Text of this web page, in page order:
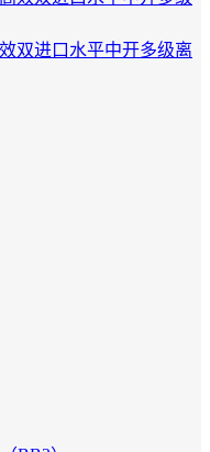
双进口水平中开多级离